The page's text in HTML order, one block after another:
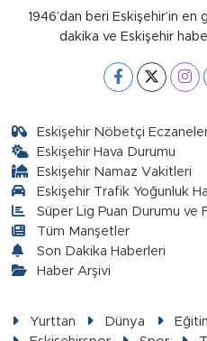
1946’dan beri Eskişehir’in
dakika ve Eskişehir
Eskişehir Nöbetçi
Eskişehir Hava Durumu
Eskişehir Namaz Vakitleri
Eskişehir Trafik Yoğunluk
Süper Lig Puan Durumu ve
Tüm Manşetler
Son Dakika Haberleri
Haber Arşivi
Yurttan Dünya